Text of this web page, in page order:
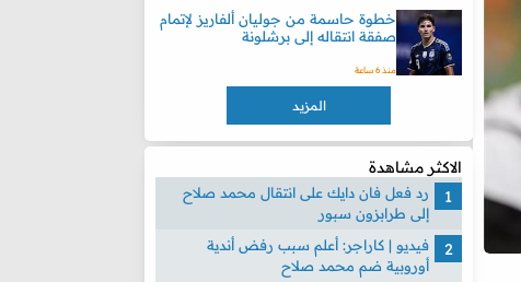
خطوة حاسمة من جوليان ألفاريز لإتمام
صفقة انتقاله إلى برشلونة
منذ 6 ساعة
المزيد
الاكثر مشاهدة
رد فعل فان دايك على انتقال محمد صلاح
إلى طرابزون سبور
فيديو | كاراجر: أعلم سبب رفض أندية
أوروبية ضم محمد صلاح